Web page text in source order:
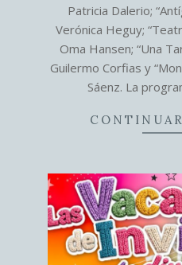
Patricia Dalerio;
Verónica Heguy;
Oma Hansen; “Una
Guilermo Corfias y
Sáenz. La